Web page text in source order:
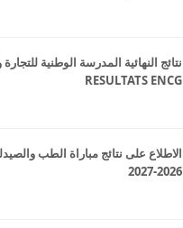
RESULTATS ENCG
الاطلاع على نتائج مباراة الطب
2026-2027